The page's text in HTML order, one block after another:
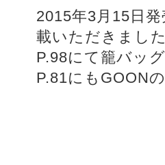
2015年3月15日
載いただきまし
P.98にて籠バッ
P.81にもGOON